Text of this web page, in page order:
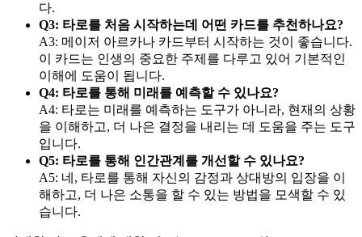
다.
Q3: 타로를 처음 시작하는데 어떤 카드를 추천하나요?
A3: 메이저 아르카나 카드부터 시작하는 것이 좋습니다.
이 카드는 인생의 중요한 주제를 다루고 있어 기본적인
이해에 도움이 됩니다.
Q4: 타로를 통해 미래를 예측할 수 있나요?
A4: 타로는 미래를 예측하는 도구가 아니라, 현재의 상황
을 이해하고, 더 나은 결정을 내리는 데 도움을 주는 도구
입니다.
Q5: 타로를 통해 인간관계를 개선할 수 있나요?
A5: 네, 타로를 통해 자신의 감정과 상대방의 입장을 이
해하고, 더 나은 소통을 할 수 있는 방법을 모색할 수 있
습니다.